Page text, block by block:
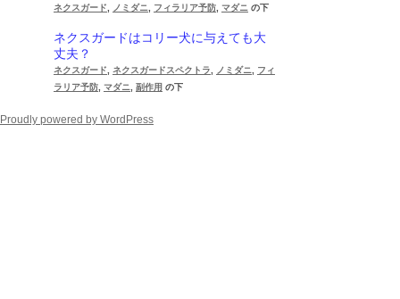
ネクスガード, ノミダニ, フィラリア予防, マダニ の下
ネクスガードはコリー犬に与えても大
丈夫？
ネクスガード, ネクスガードスペクトラ, ノミダニ, フィ
ラリア予防, マダニ, 副作用 の下
Proudly powered by WordPress